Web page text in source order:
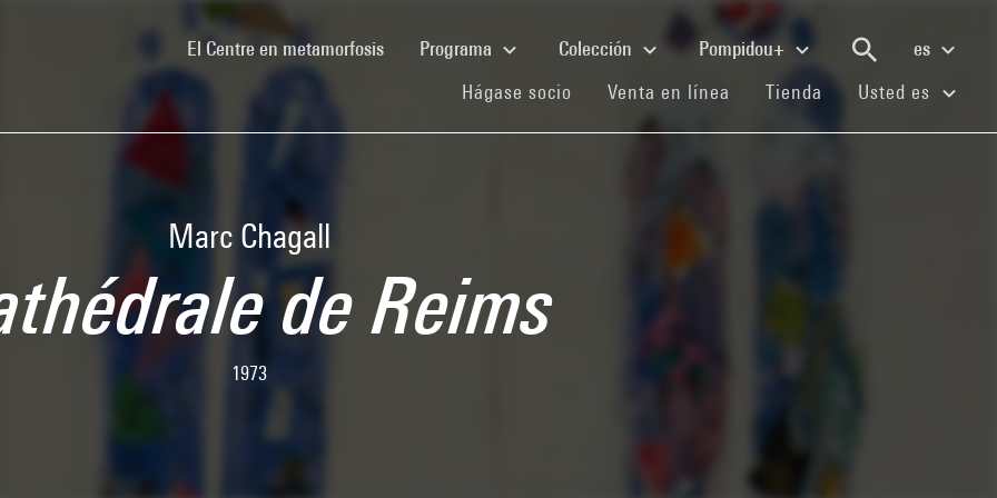
El Centre en metamorfosis(current)Programa Colección Pompidou+
es
Hágase socio (current)
Venta en línea (current)
Tienda (current)
Usted es
Marc Chagall
de Reims
1973